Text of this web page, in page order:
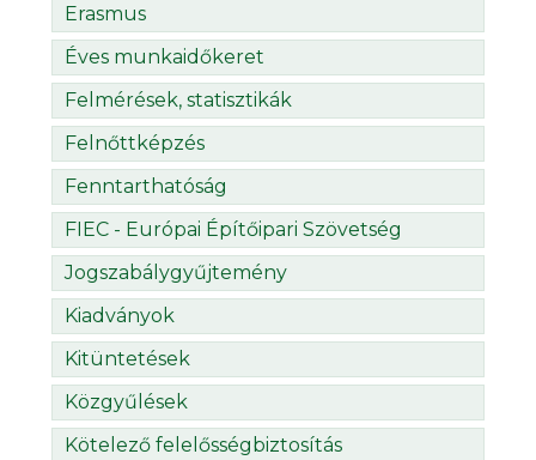
Erasmus
Éves munkaidőkeret
Felmérések, statisztikák
Felnőttképzés
Fenntarthatóság
FIEC - Európai Építőipari Szövetség
Jogszabálygyűjtemény
Kiadványok
Kitüntetések
Közgyűlések
Kötelező felelősségbiztosítás